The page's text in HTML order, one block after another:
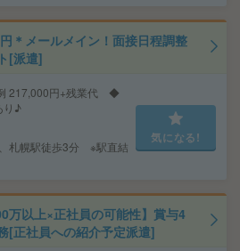
＊メールメイン！面接日程調整
[派遣]
217,000円+残業代 ◆
り♪
札幌駅徒歩3分 ※駅直結
気になる!
万以上×正社員の可能性】賞与4
[正社員への紹介予定派遣]